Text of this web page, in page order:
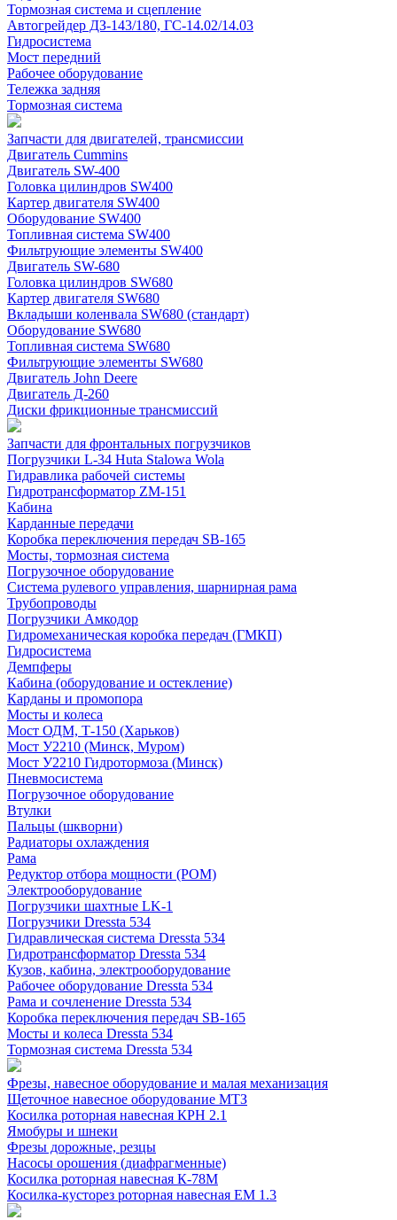
Тормозная система и сцепление
Автогрейдер ДЗ-143/180, ГС-14.02/14.03
Гидросистема
Мост передний
Рабочее оборудование
Тележка задняя
Тормозная система
Запчасти для двигателей, трансмиссии
Двигатель Cummins
Двигатель SW-400
Головка цилиндров SW400
Картер двигателя SW400
Оборудование SW400
Топливная система SW400
Фильтрующие элементы SW400
Двигатель SW-680
Головка цилиндров SW680
Картер двигателя SW680
Вкладыши коленвала SW680 (стандарт)
Оборудование SW680
Топливная система SW680
Фильтрующие элементы SW680
Двигатель John Deere
Двигатель Д-260
Диски фрикционные трансмиссий
Запчасти для фронтальных погрузчиков
Погрузчики L-34 Huta Stalowa Wola
Гидравлика рабочей системы
Гидротрансформатор ZM-151
Кабина
Карданные передачи
Коробка переключения передач SB-165
Мосты, тормозная система
Погрузочное оборудование
Система рулевого управления, шарнирная рама
Трубопроводы
Погрузчики Амкодор
Гидромеханическая коробка передач (ГМКП)
Гидросистема
Демпферы
Кабина (оборудование и остекление)
Карданы и промопора
Мосты и колеса
Мост ОДМ, Т-150 (Харьков)
Мост У2210 (Минск, Муром)
Мост У2210 Гидротормоза (Минск)
Пневмосистема
Погрузочное оборудование
Втулки
Пальцы (шкворни)
Радиаторы охлаждения
Рама
Редуктор отбора мощности (РОМ)
Электрооборудование
Погрузчики шахтные LK-1
Погрузчики Dressta 534
Гидравлическая система Dressta 534
Гидротрансформатор Dressta 534
Кузов, кабина, электрооборудование
Рабочее оборудование Dressta 534
Рама и сочленение Dressta 534
Коробка переключения передач SB-165
Мосты и колеса Dressta 534
Тормозная система Dressta 534
Фрезы, навесное оборудование и малая механизация
Щеточное навесное оборудование МТЗ
Косилка роторная навесная КРН 2.1
Ямобуры и шнеки
Фрезы дорожные, резцы
Насосы орошения (диафрагменные)
Косилка роторная навесная К-78М
Косилка-кусторез роторная навесная ЕМ 1.3